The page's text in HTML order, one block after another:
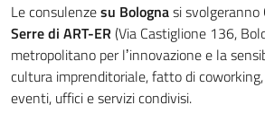
Le consulenzesu Bolognasi svolgeranno
Serre di ART-ER(Via Castiglione 136,
metropolitano per lʼinnovazione e la
cultura imprenditoriale, fatto di coworking,
eventi, uffici e servizi condivisi.